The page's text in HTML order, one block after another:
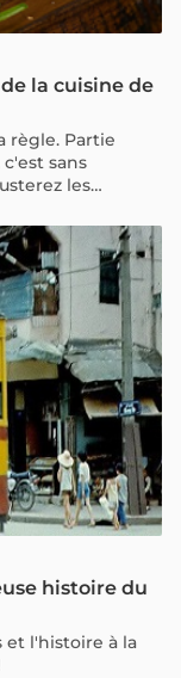
la cuisine de
règle. Partie
sans
les
suivez-nous
à la
histoire du
et l'histoire à la